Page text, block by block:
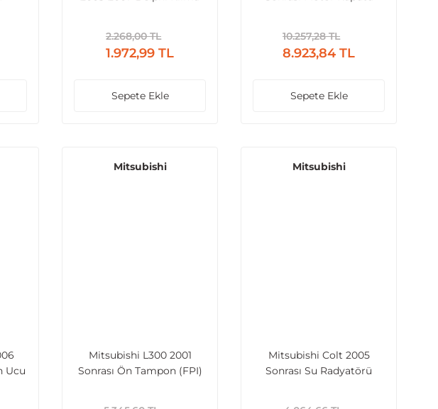
2.268,00 TL
1.972,99 TL
Sepete Ekle
10.257,28 TL
8.923,84 TL
Sepete Ekle
Ucu
Mitsubishi
Mitsubishi L300 2001
Sonrası Ön Tampon (FPI)
Mitsubishi
Mitsubishi Colt 2005
Sonrası Su Radyatörü